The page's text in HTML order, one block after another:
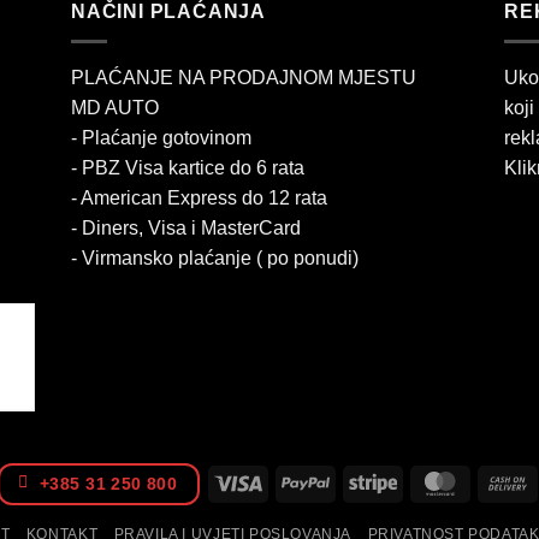
NAČINI PLAĆANJA
PLAĆANJE NA PRODAJNOM MJESTU
MD AUTO
- Plaćanje gotovinom
- PBZ Visa kartice do 6 rata
- American Express do 12 rata
- Diners, Visa i MasterCard
- Virmansko plaćanje ( po ponudi)
koji
+385 31 250 800 Visa PayPal Stripe
KONTAKT PRAVILA I UVJETI POSLOVANJA PRIVATNOST